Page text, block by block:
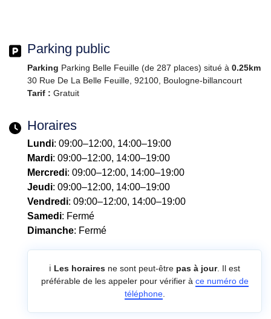
Parking public
Parking Parking Belle Feuille (de 287 places) situé à 0.25km
30 Rue De La Belle Feuille, 92100, Boulogne-billancourt
Tarif : Gratuit
Horaires
Lundi: 09:00–12:00, 14:00–19:00
Mardi: 09:00–12:00, 14:00–19:00
Mercredi: 09:00–12:00, 14:00–19:00
Jeudi: 09:00–12:00, 14:00–19:00
Vendredi: 09:00–12:00, 14:00–19:00
Samedi: Fermé
Dimanche: Fermé
ℹ️ Les horaires ne sont peut-être pas à jour. Il est
préférable de les appeler pour vérifier à ce numéro de
téléphone.